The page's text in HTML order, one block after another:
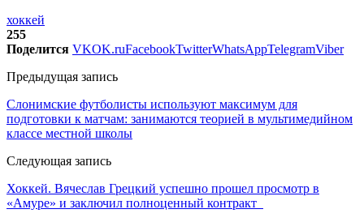
хоккей
255
Поделится VKOK.ruFacebookTwitterWhatsAppTelegramViber
Предыдущая запись
Слонимские футболисты используют максимум для
подготовки к матчам: занимаются теорией в мультимедийном
классе местной школы
Следующая запись
Хоккей. Вячеслав Грецкий успешно прошел просмотр в
«Амуре» и заключил полноценный контракт